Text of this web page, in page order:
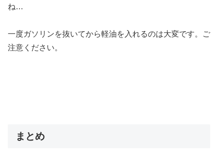
ね…
一度ガソリンを抜いてから軽油を入れるのは大変です。ご
注意ください。
まとめ